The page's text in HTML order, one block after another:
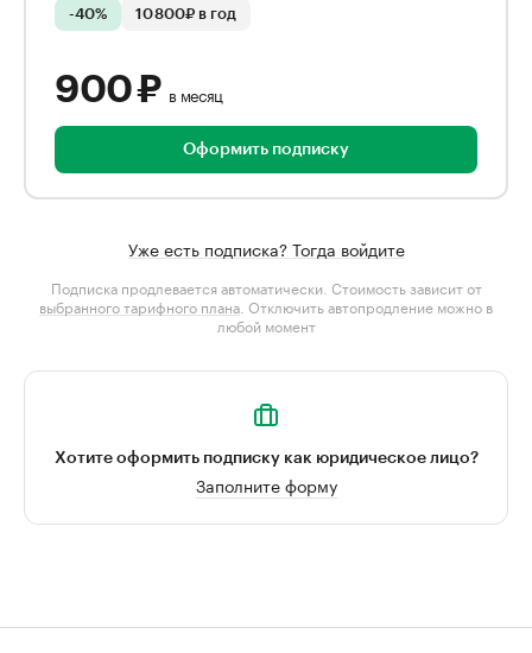
-40% 10 800₽ в год
900 ₽ в месяц
Оформить подписку
Уже есть подписка? Тогда войдите
Подписка продлевается автоматически. Стоимость зависит от
выбранного тарифного плана . Отключить автопродление можно в
любой момент
Хотите оформить подписку как юридическое лицо?
Заполните форму